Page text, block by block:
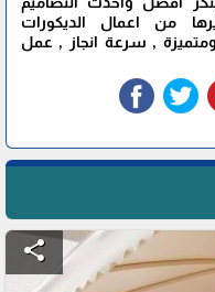
من اعمال الديكورات
ومتميزة , سرعة انجاز , عمل
share